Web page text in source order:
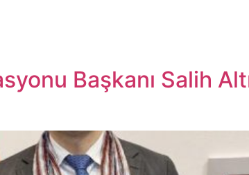
Başkanı Salih